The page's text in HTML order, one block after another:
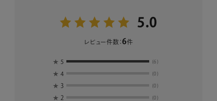
5.0
レビュー件数：6件
★ 5 (6)
★ 4 (0)
★ 3 (0)
★ 2 (0)